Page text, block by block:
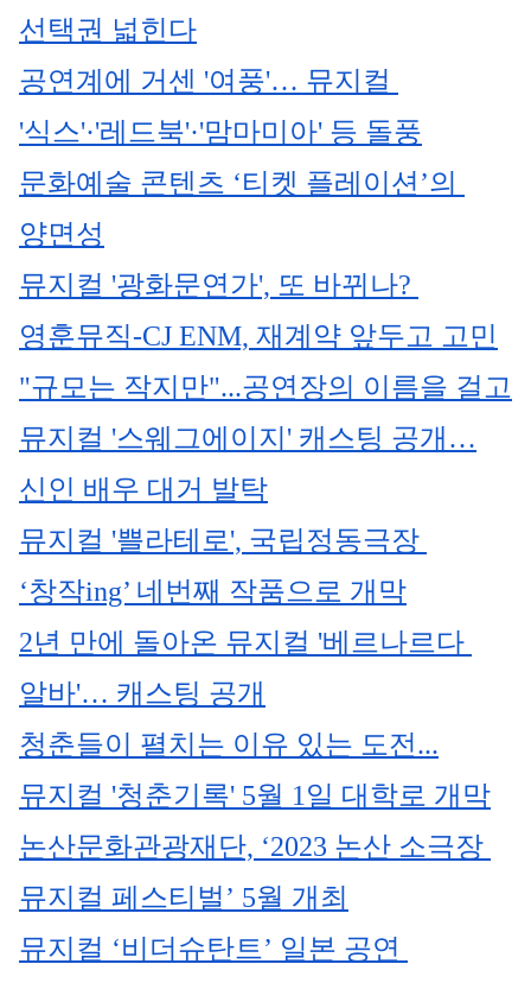
선택권 넓힌다
공연계에 거센 '여풍'… 뮤지컬
'식스'·'레드북'·'맘마미아' 등 돌풍
문화예술 콘텐츠 ‘티켓 플레이션’의
양면성
뮤지컬 '광화문연가', 또 바뀌나?
영훈뮤직-CJ ENM, 재계약 앞두고 고민
"규모는 작지만"...공연장의 이름을 걸고
뮤지컬 '스웨그에이지' 캐스팅 공개…
신인 배우 대거 발탁
뮤지컬 '쁠라테로', 국립정동극장
‘창작ing’ 네번째 작품으로 개막
2년 만에 돌아온 뮤지컬 '베르나르다
알바'… 캐스팅 공개
청춘들이 펼치는 이유 있는 도전...
뮤지컬 '청춘기록' 5월 1일 대학로 개막
논산문화관광재단, ‘2023 논산 소극장
뮤지컬 페스티벌’ 5월 개최
뮤지컬 ‘비더슈탄트’ 일본 공연